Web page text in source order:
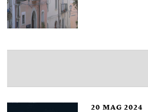
20 MAG 2024